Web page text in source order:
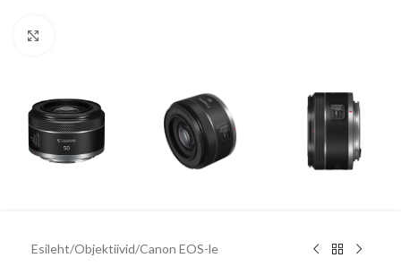
Esileht/Objektiivid/Canon EOS-le